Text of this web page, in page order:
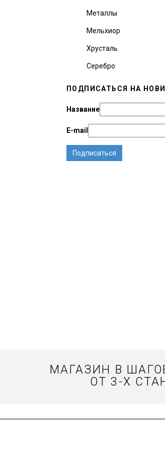
Металлы
Мельхиор
Хрусталь
Серебро
ПОДПИСАТЬСЯ НА
Название
E-mail
МАГАЗИН В
ОТ 3-Х